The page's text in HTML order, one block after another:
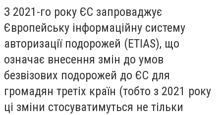
З 2021-го року ЄС запроваджує
Європейську інформаційну систему
авторизації подорожей (ETIAS), що
означає внесення змін до умов
безвізових подорожей до ЄС для
громадян третіх країн (тобто з 2021 року
ці зміни стосуватимуться не тільки